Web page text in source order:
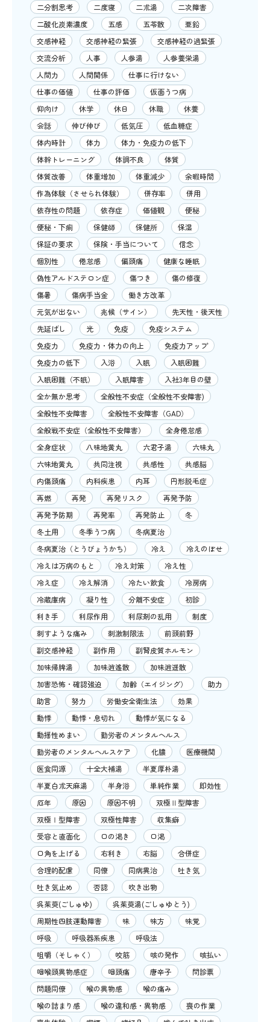
二分割思考
二度寝 二朮湯
二次障害
二酸化炭素濃度
五感 五苓散
亜鉛
交感神経
交感神経の緊張
交感神経の過緊張
交流分析
人事 人参湯
人参養栄湯
人間力
人間関係
仕事に行けない
仕事の価値
仕事の評価
仮面うつ病
仰向け
休学 休日 休職
休養
会話
伸び伸び 低気圧
低血糖症
体内時計
体力
体力・免疫力の低下
体幹トレーニング
体調不良
体質
体質改善
体重増加 体重減少
余暇時間
作為体験（させられ体験）
併存率
併用
依存性の問題
依存症 価値観
便秘
便秘・下痢
保健師 保健所
保湿
保証の要求
保険・手当について
信念
個別性
倦怠感 偏頭痛
健康な睡眠
偽性アルドステロン症
傷つき
傷の修復
傷暑
傷病手当金
働き方改革
元気が出ない
兆候（サイン）
先天性・後天性
先延ばし
光 免疫
免疫システム
免疫力
免疫力・体力の向上
免疫力アップ
免疫力の低下
入浴 入眠
入眠困難
入眠困難（不眠）
入眠障害
入社3年目の壁
全か無か思考
全般性不安症（全般性不安障害)
全般性不安障害
全般性不安障害（GAD）
全般戦不安症（全般性不安障害）
全身倦怠感
全身症状
八味地黄丸 六君子湯
六味丸
六味地黄丸
共同注視 共感性
共感脳
内傷頭痛
内科疾患 内耳
円形脱毛症
再燃
再発 再発リスク
再発予防
再発予防期
再発率 再発防止
冬
冬土用
冬季うつ病
冬病夏治
冬病夏治（とうびょうかち）
冷え
冷えのぼせ
冷えは万病のもと
冷え対策
冷え性
冷え症
冷え解消 冷たい飲食
冷房病
冷蔵庫病
凝り性 分離不安症
初診
利き手
利尿作用 利尿剤の乱用
制度
刺すような痛み
刺激制限法
前頭前野
副交感神経
副作用
副腎皮質ホルモン
加味帰脾湯
加味逍遙散
加味逍遥散
加害恐怖・確認強迫
加齢（エイジング）
助力
助言
努力 労働安全衛生法
効果
動悸
動悸・息切れ
動悸が気になる
動揺性めまい
勤労者のメンタルヘルス
勤労者のメンタルヘルスケア
化膿
医療機関
医食同源
十全大補湯
半夏厚朴湯
半夏白朮天麻湯
半身浴 単純作業
即効性
厄年
原因 原因不明
双極Ⅱ型障害
双極Ⅰ型障害
双極性障害
収集癖
受容と直面化
口の渇き
口渇
口角を上げる
右利き 右脳
合併症
合理的配慮
同僚 同病異治
吐き気
吐き気止め
否認
吹き出物
呉茱萸(ごしゅゆ)
呉茱萸湯(ごしゅゆとう)
周期性四肢運動障害
味 味方
味覚
呼吸
呼吸器系疾患
呼吸法
咀嚼（そしゃく）
咬筋 咳の発作
咳払い
咽喉頭異物感症
咽頭痛 唐辛子
問診票
問題同僚
喉の異物感
喉の痛み
喉の詰まり感
喉の違和感・異物感
喪の作業